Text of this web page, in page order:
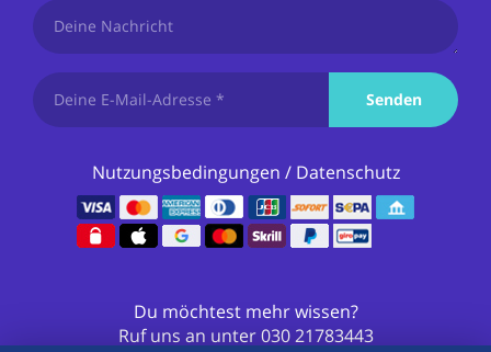
Senden
Nutzungsbedingungen / Datenschutz
Du möchtest mehr wissen?
Ruf uns an unter030 21783443